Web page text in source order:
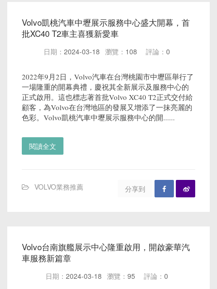
Volvo凱桃汽車中壢展示服務中心盛大開幕，首
批XC40 T2車主喜獲新愛車
日期： 2024-03-18 瀏覽： 108 評論： 0
2022年9月2日，Volvo汽車在台灣桃園市中壢區舉行了
一場隆重的開幕典禮，慶祝其全新展示及服務中心的
正式啟用。這也標志著首批Volvo XC40 T2正式交付給
顧客，為Volvo在台灣地區的發展又增添了一抹亮麗的
色彩。Volvo凱桃汽車中壢展示服務中心的開......
閱讀全文
VOLVO業務推薦 分享到
Volvo台南旗艦展示中心隆重啟用，開啟豪華汽
車服務新篇章
日期： 2024-03-18 瀏覽： 95 評論： 0